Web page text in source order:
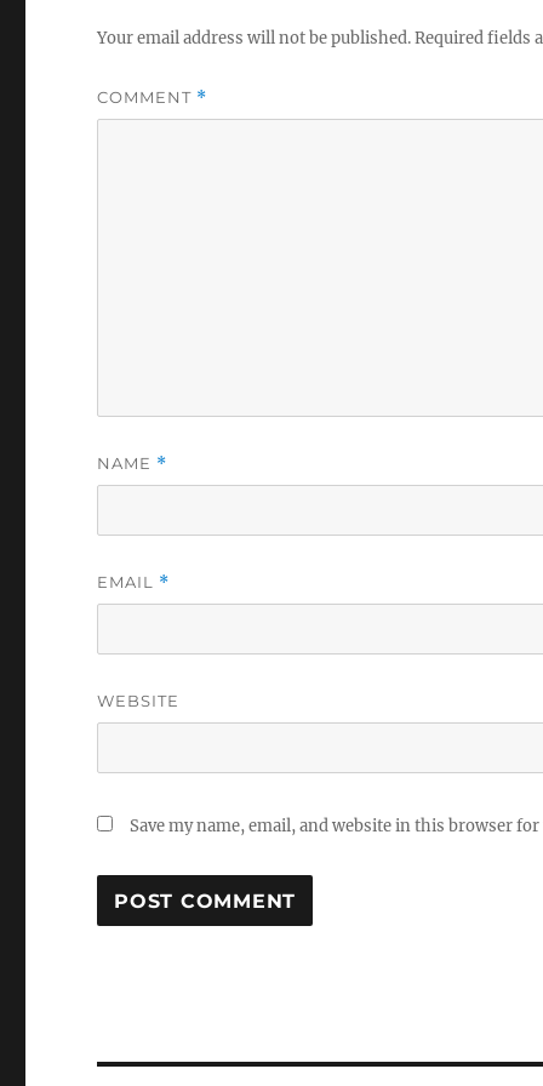
Your email address will not be published.Required fields
COMMENT *
NAME *
EMAIL *
WEBSITE
Save my name, email, and website in this browser